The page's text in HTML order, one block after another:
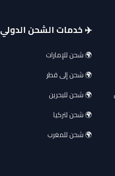
✈️ خدمات الشحن الدولي
🌍 شحن للإمارات
🌍 شحن إلى قطر
🌍 شحن للبحرين
🌍 شحن لتركيا
🌍 شحن للمغرب